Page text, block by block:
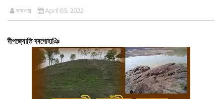
সমলয় April 03, 2022
দীপজ্যোতি বৰগোহাঞি